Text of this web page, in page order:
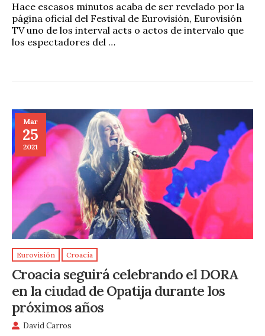
Hace escasos minutos acaba de ser revelado por la
página oficial del Festival de Eurovisión, Eurovisión
TV uno de los interval acts o actos de intervalo que
los espectadores del …
Mar
25
2021
Eurovisión Croacia
Croacia seguirá celebrando el DORA
en la ciudad de Opatija durante los
próximos años
David Carros